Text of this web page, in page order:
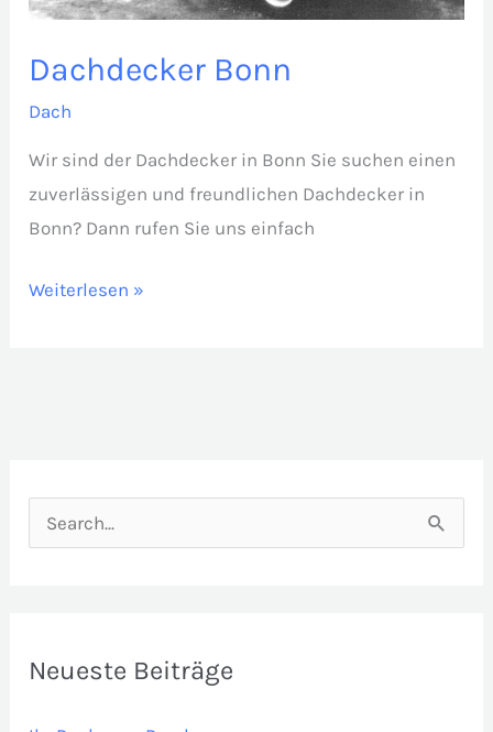
Dachdecker Bonn
Dach
Wir sind der Dachdecker in Bonn Sie suchen einen
zuverlässigen und freundlichen Dachdecker in
Bonn? Dann rufen Sie uns einfach
Dachdecker
Weiterlesen »
u
e
Neueste Beiträge